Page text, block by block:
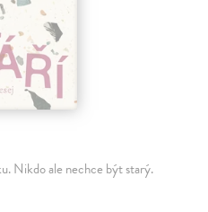
Nikdo ale nechce být starý.